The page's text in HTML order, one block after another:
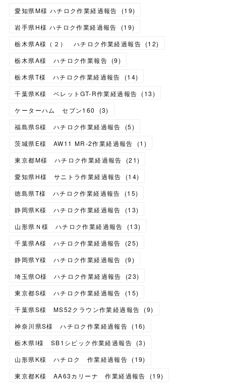
愛知県M様 ハチロク作業経過報告 (19)
岩手県H様 ハチロク作業経過報告
(19)
栃木県A様（２） ハチロク作業経過報告 (12)
栃木県A様 ハチロク作業報告 (9)
栃木県T様 ハチロク作業経過報告
(14)
千葉県K様 ベレットGT-R作業経過報告 (13)
ケーターハム セブン160
(3)
福島県S様 ハチロク作業経過報告
(5)
茨城県E様 AW11 MR-2作業経過報告
(1 )
東京都M様 ハチロク作業経過報告
(21)
愛知県H様 サニトラ作業経過報告
(14)
徳島県T様 ハチロク作業経過報告
(15)
静岡県K様 ハチロク作業経過報告
(13)
山形県Ｎ様 ハチロク作業経過報告
(13)
千葉県A様 ハチロク作業経過報告
(25)
静岡県Y様 ハチロク作業経過報告
(9)
埼玉県O様 ハチロク作業経過報告
(23)
東京都S様 ハチロク作業経過報告
(15)
千葉県S様 MS52クラウン作業経過報告 (9)
神奈川県S様 ハチロク作業経過報告 (16)
栃木県I様 SB1シビック作業経過報告 (3)
山形県K様 ハチロク 作業経過報告 (19)
東京都K様 AA63カリーナ 作業経過報告
(19)